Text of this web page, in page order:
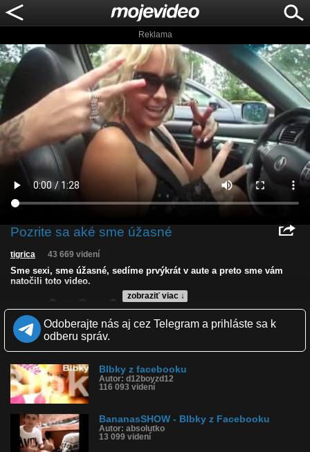
Reklama
Pozrite sa aké sme úžasné
zobraziť viac ↓
tigrica 43 669 videní
Sme sexi, sme úžasné, sedíme prvýkrát v aute a preto sme vám
natočili toto video.
LQ
Zverejnené: 1.8.2013 21:43
Páči sa: 5% (248 hlasov)
Obľúbené: 15
Komentárov: 373
Kategória: zábavné
Tagy: blbky z facebooku, kočky, blbky
História sledovanosti videa:
Odoberajte nás aj cez Telegram a prihláste sa k
odberu správ.
Blbky z facebooku
Autor: d12boyzd12
116 093 videní
BananasSHOW - Blbky z Facebooku
Autor: absolutko
13 099 videní